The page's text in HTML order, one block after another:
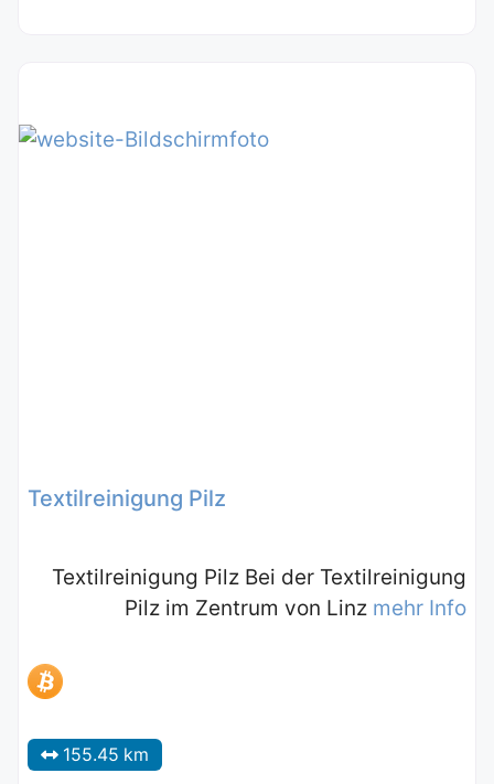
Textilreinigung Pilz
Textilreinigung Pilz Bei der Textilreinigung
Pilz im Zentrum von Linz mehr Info
155.45 km